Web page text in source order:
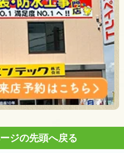
ジの先頭へ戻る